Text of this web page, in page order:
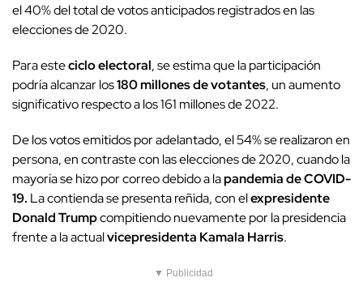
el 40% del total de votos anticipados registrados en las
elecciones de 2020.
Para esteciclo electoral, se estima que la participación
podría alcanzar los180 millones de votantes, un aumento
significativo respecto a los 161 millones de 2022.
De los votos emitidos por adelantado, el 54% se realizaron en
persona, en contraste con las elecciones de 2020, cuando la
mayoría se hizo por correo debido a lapandemia de COVID-
19. La contienda se presenta reñida, con elexpresidente
Donald Trumpcompitiendo nuevamente por la presidencia
frente a la actualvicepresidenta Kamala Harris.
▼ Publicidad